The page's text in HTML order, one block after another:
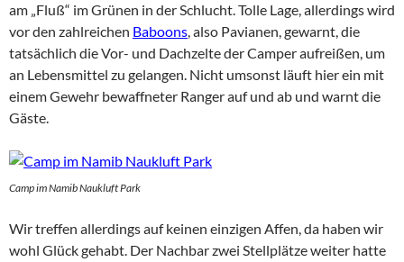
am „Fluß“ im Grünen in der Schlucht. Tolle Lage, allerdings wird
vor den zahlreichen Baboons, also Pavianen, gewarnt, die
tatsächlich die Vor- und Dachzelte der Camper aufreißen, um
an Lebensmittel zu gelangen. Nicht umsonst läuft hier ein mit
einem Gewehr bewaffneter Ranger auf und ab und warnt die
Gäste.
Camp im Namib Naukluft Park
Wir treffen allerdings auf keinen einzigen Affen, da haben wir
wohl Glück gehabt. Der Nachbar zwei Stellplätze weiter hatte